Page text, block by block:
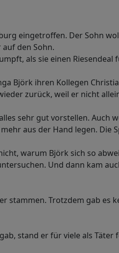
eingetroffen. Der Sohn
den Sohn.
als sie einen Riesendeal
Björk ihren Kollegen
zurück, weil er nicht
sehr gut vorstellen. Auch
aus der Hand legen. Die
warum Björk sich so
Und dann kam
stammen. Trotzdem gab
stand er für viele als